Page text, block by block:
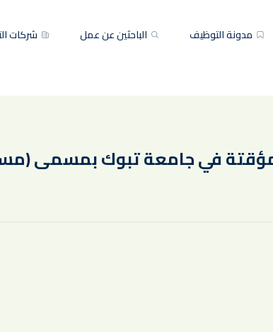
شركات الباحثين عن عمل
مدونة التوظيف
في جامعة تبوك بمسمى